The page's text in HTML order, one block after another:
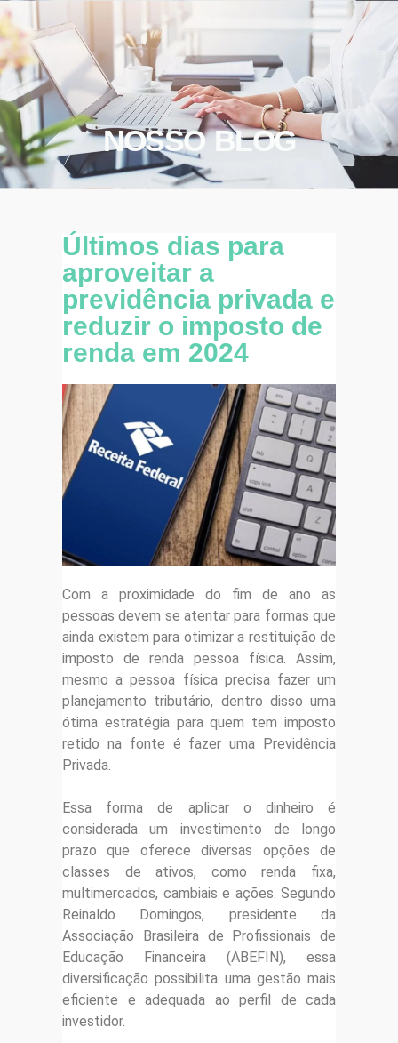
NOSSO BLOG
Últimos dias para
aproveitar a
previdência privada e
reduzir o imposto de
renda em 2024
Com a proximidade do fim de ano as
pessoas devem se atentar para formas que
ainda existem para otimizar a restituição de
imposto de renda pessoa física. Assim,
mesmo a pessoa física precisa fazer um
planejamento tributário, dentro disso uma
ótima estratégia para quem tem imposto
retido na fonte é fazer uma Previdência
Privada.
Essa forma de aplicar o dinheiro é
considerada um investimento de longo
prazo que oferece diversas opções de
classes de ativos, como renda fixa,
multimercados, cambiais e ações. Segundo
Reinaldo Domingos, presidente da
Associação Brasileira de Profissionais de
Educação Financeira (ABEFIN), essa
diversificação possibilita uma gestão mais
eficiente e adequada ao perfil de cada
investidor.